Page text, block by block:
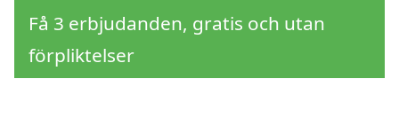
Få 3 erbjudanden, gratis och utan
förpliktelser